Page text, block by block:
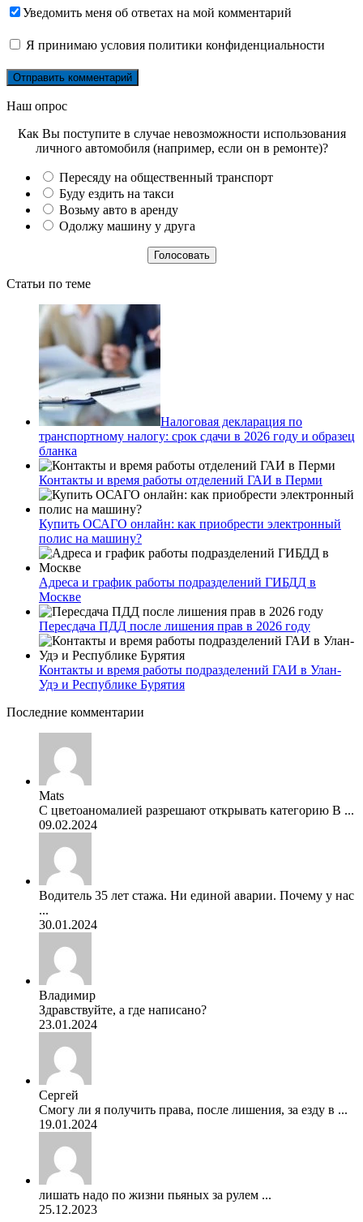
Уведомить меня об ответах на мой комментарий
Я принимаю условия политики конфиденциальности
Наш опрос
Как Вы поступите в случае невозможности использования
личного автомобиля (например, если он в ремонте)?
Пересяду на общественный транспорт
Буду ездить на такси
Возьму авто в аренду
Одолжу машину у друга
Статьи по теме
Налоговая декларация по
транспортному налогу: срок сдачи в 2026 году и образец
бланка
Контакты и время работы отделений ГАИ в Перми
Купить ОСАГО онлайн: как приобрести электронный
полис на машину?
Адреса и график работы подразделений ГИБДД в
Москве
Пересдача ПДД после лишения прав в 2026 году
Контакты и время работы подразделений ГАИ в Улан-
Удэ и Республике Бурятия
Последние комментарии
Mats
С цветоаномалией разрешают открывать категорию В ...
09.02.2024
Водитель 35 лет стажа. Ни единой аварии. Почему у нас
...
30.01.2024
Владимир
Здравствуйте, а где написано?
23.01.2024
Сергей
Смогу ли я получить права, после лишения, за езду в ...
19.01.2024
лишать надо по жизни пьяных за рулем ...
25.12.2023